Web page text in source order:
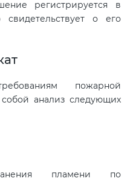
регистрируется в
о его
пожарной
собой анализ следующих
пламени по